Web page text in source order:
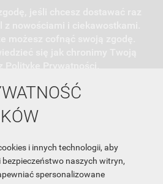
i innych technologii, aby
naszych witryn,
spersonalizowane